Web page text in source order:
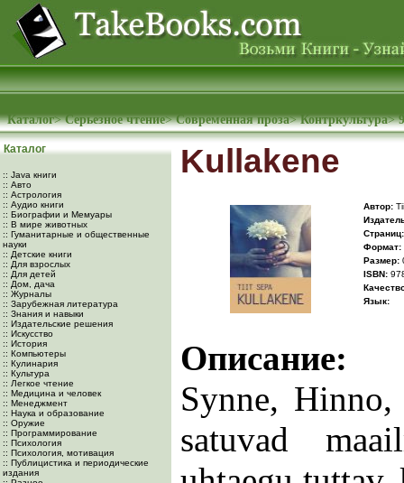
Каталог>Серьезное чтение>Современная проза>Контркультура>
Каталог
:: Java книги
:: Авто
:: Астрология
:: Аудио книги
:: Биографии и Мемуары
:: В мире животных
:: Гуманитарные и общественные
науки
:: Детские книги
:: Для взрослых
:: Для детей
:: Дом, дача
:: Журналы
:: Зарубежная литература
:: Знания и навыки
:: Издательские решения
:: Искусство
:: История
:: Компьютеры
:: Кулинария
:: Культура
:: Легкое чтение
:: Медицина и человек
:: Менеджмент
:: Наука и образование
:: Оружие
:: Программирование
:: Психология
:: Психология, мотивация
:: Публицистика и периодические
издания
Kullakene
Автор:
Cтраниц:
Формат:
Размер:
ISBN:
Язык:
Описание:
Synne,
satuvad